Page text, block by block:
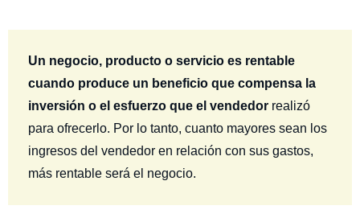
Un negocio, producto o servicio es rentable
cuando produce un beneficio que compensa la
inversión o el esfuerzo que el vendedor realizó
para ofrecerlo. Por lo tanto, cuanto mayores sean los
ingresos del vendedor en relación con sus gastos,
más rentable será el negocio.